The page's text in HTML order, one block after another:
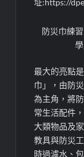
防災巾練
最大的亮點
巾」，由防
為主角，將
常生活配件
大類物品及
教具與防災
時過濾水、